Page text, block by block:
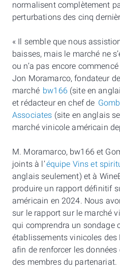
normalisent complètement
perturbations des cinq
« Il semble que nous
baisses, mais le marché ne
ou n’a pas encore
Jon Moramarco, fondateur
marché bw166 (site en
et rédacteur en chef de
Associates (site en anglais
marché vinicole américain
M. Moramarco, bw166 et
joints à l’équipe Vins et
anglais seulement) et à
produire un rapport définitif
américain en 2024. Nous
sur le rapport sur le marché
qui comprendra un sondage
établissements vinicoles
afin de renforcer les
des membres du partenariat.